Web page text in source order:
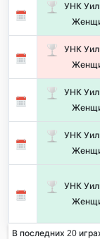
УНК
УНК
УНК
УНК
УНК
В последних 20